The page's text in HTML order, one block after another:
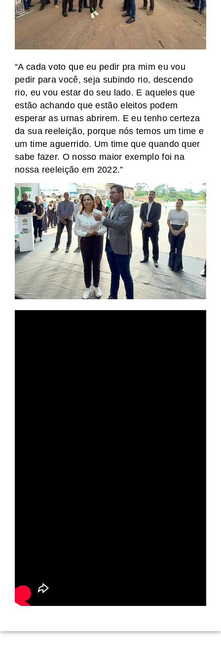
“A cada voto que eu pedir pra mim eu vou
pedir para você, seja subindo rio, descendo
rio, eu vou estar do seu lado. E aqueles que
estão achando que estão eleitos podem
esperar as urnas abrirem. E eu tenho certeza
da sua reeleição, porque nós temos um time e
um time aguerrido. Um time que quando quer
sabe fazer. O nosso maior exemplo foi na
nossa reeleição em 2022.”